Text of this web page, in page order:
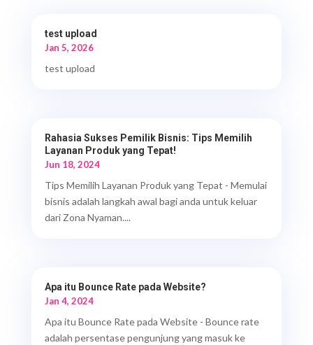
test upload
Jan 5, 2026
test upload
Rahasia Sukses Pemilik Bisnis: Tips Memilih
Layanan Produk yang Tepat!
Jun 18, 2024
Tips Memilih Layanan Produk yang Tepat - Memulai
bisnis adalah langkah awal bagi anda untuk keluar
dari Zona Nyaman....
Apa itu Bounce Rate pada Website?
Jan 4, 2024
Apa itu Bounce Rate pada Website - Bounce rate
adalah persentase pengunjung yang masuk ke